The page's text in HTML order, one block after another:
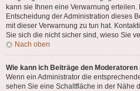
kann sie Ihnen eine Verwarnung
Entscheidung der Administration dieses
mit dieser Verwarnung zu tun hat.
Sie sich die nicht sicher sind, wieso Sie
Nach oben
Wie kann ich Beiträge den Moderatoren
Wenn ein Administrator die
sehen Sie eine Schaltfläche in der Nähe